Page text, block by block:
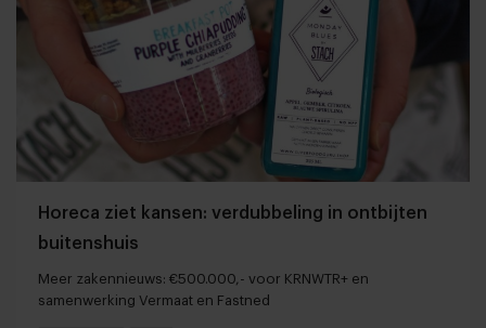
Horeca ziet kansen: verdubbeling in ontbijten
buitenshuis
Meer zakennieuws: €500.000,- voor KRNWTR+ en
samenwerking Vermaat en Fastned